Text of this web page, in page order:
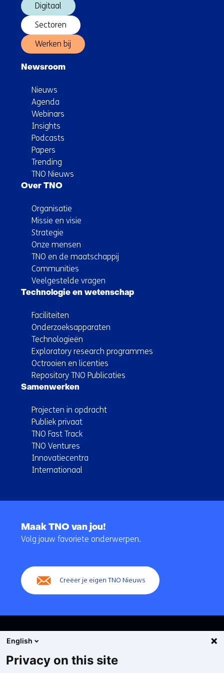
Digitaal
Sectoren
Werken bij
Newsroom
Nieuws
Agenda
Webinars
Insights
Podcasts
Papers
Trending
TNO Nieuws
Over TNO
Organisatie
Missie en visie
Strategie
Onze mensen
TNO en de maatschappij
Communities
Veelgestelde vragen
Technologie en wetenschap
Faciliteiten
Onderzoeksapparaten
Technologieën
Exploratory research programmes
Octrooien en licenties
Repository TNO Publicaties
Samenwerken
Projecten in opdracht
Publiek privaat
TNO Fast Track
TNO Ventures
Innovatiecentra
Internationaal
navigatie
Maak TNO van jou!
Volg jouw favoriete onderwerpen.
Creëer je eigen TNO Nieuws
English
Privacy on this site